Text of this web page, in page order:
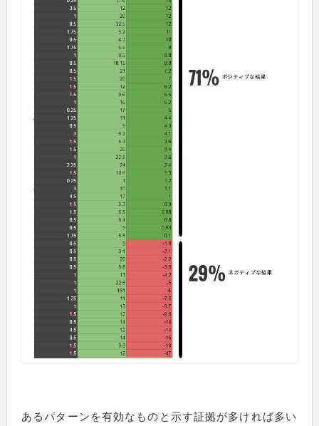
あるパターンを有効なものと示す証拠が多ければ多い